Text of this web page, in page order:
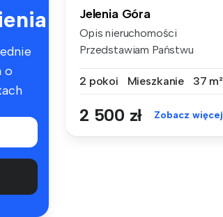
o
Jelenia Góra
Opis nieruchomości
Przedstawiam Państwu
2 pokoi
Mieszkanie 37 m²
2 500 zł Zobacz więcej